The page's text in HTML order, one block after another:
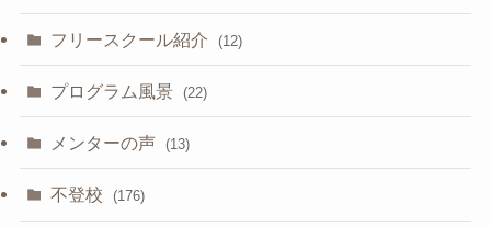
フリースクール紹介 (12)
プログラム風景 (22)
メンターの声 (13)
不登校 (176)